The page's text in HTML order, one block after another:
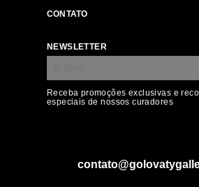
CONTATO
NEWSLETTER
Receba promoções exclusivas e
especiais de nossos curadores